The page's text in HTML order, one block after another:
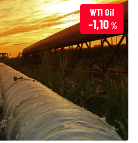
WTI Oil
-1,10 %